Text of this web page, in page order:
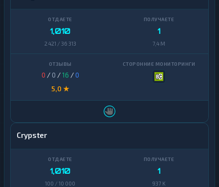
1,010
2 421 / 36 313
1
7,4 M
0 / 0 /16 /0
5,0 ★
Crypster
1,010
100 / 10 000
1
937 K